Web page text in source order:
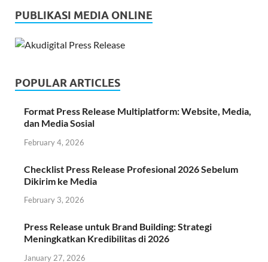
PUBLIKASI MEDIA ONLINE
POPULAR ARTICLES
Format Press Release Multiplatform: Website, Media,
dan Media Sosial
February 4, 2026
Checklist Press Release Profesional 2026 Sebelum
Dikirim ke Media
February 3, 2026
Press Release untuk Brand Building: Strategi
Meningkatkan Kredibilitas di 2026
January 27, 2026